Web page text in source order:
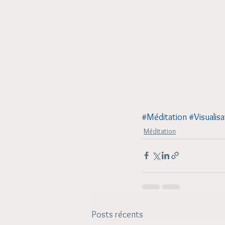
#Méditation
Méditation
Posts récents